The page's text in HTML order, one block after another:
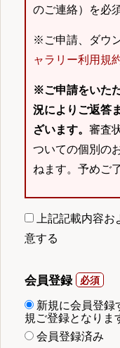
のご連絡）を必
※ご申請、ダウ
ャラリー利用規
※ご申請をいた
況によりご返答
ざいます。 審査
ついての個別の
ねます。予めご
上記記載内容お
意する
会員登録
新規に会員登録
規ご登録となりま
会員登録済み